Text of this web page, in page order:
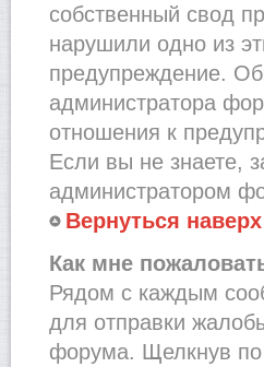
собственный свод
нарушили одно из
предупреждение.
администратора
отношения к
Если вы не знаете,
администратором
Вернуться наверх
Как мне
Рядом с каждым
для отправки
форума. Щелкнув по